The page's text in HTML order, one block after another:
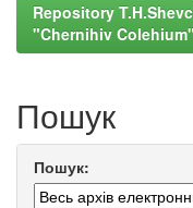
Repository
"Chernihiv Colehium"
Пошук
Пошук: